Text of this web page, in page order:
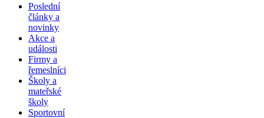
Poslední
články a
novinky
Akce a
události
Firmy a
řemeslníci
Školy a
mateřské
školy
Sportovní